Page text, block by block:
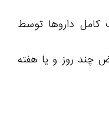
داروها توسط
چند روز و یا هفته